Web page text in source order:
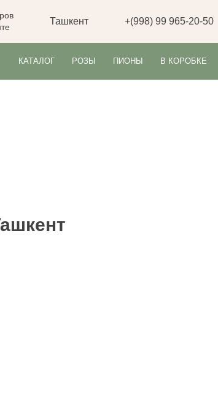
Ташкент +(998) 99 965-20-50
КАТАЛОГ РОЗЫ ПИОНЫ В КОРОБКЕ